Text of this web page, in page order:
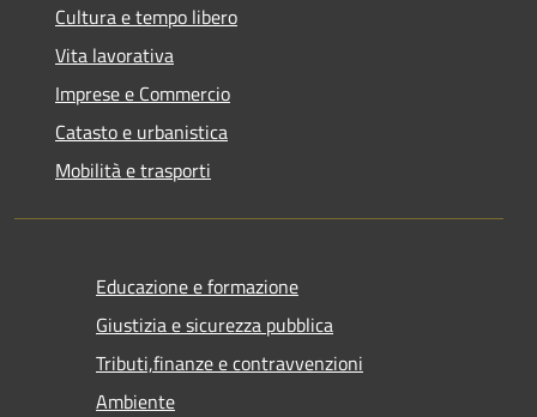
Cultura e tempo libero
Vita lavorativa
Imprese e Commercio
Catasto e urbanistica
Mobilità e trasporti
Educazione e formazione
Giustizia e sicurezza pubblica
Tributi,finanze e contravvenzioni
Ambiente